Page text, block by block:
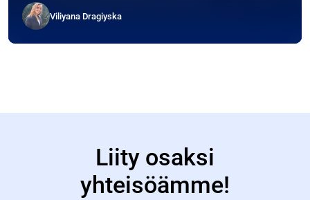
Viliyana Dragiyska
Liity osaksi
yhteisöämme!